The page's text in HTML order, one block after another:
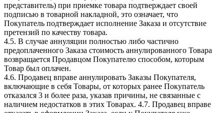
представитель) при приемке товара подтверждает своей
подписью в товарной накладной, это означает, что
Покупатель подтверждает исполнение Заказа и отсутствие
претензий по качеству товара.
4.5. В случае аннуляции полностью либо частично
предоплаченного Заказа стоимость аннулированного Товара
возвращается Продавцом Покупателю способом, которым
Товар был оплачен.
4.6. Продавец вправе аннулировать Заказы Покупателя,
включающие в себя Товары, от которых ранее Покупатель
отказался 3 и более раза, указав причины, не связанные с
наличием недостатков в этих Товарах. 4.7. Продавец вправе